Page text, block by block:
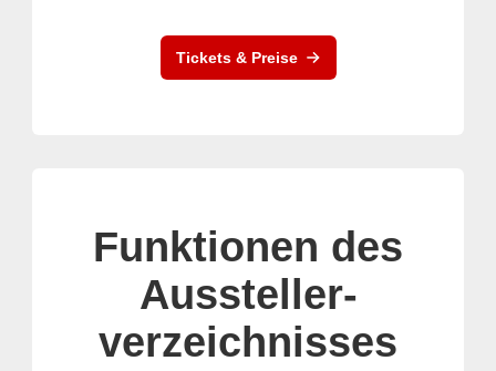
Tickets & Preise
Funktionen des
Aussteller-
verzeichnisses